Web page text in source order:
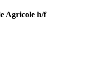
Agricole h/f